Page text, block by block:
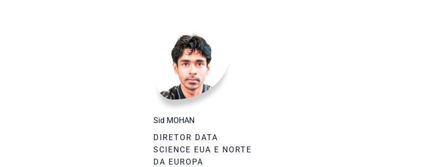
Sid MOHAN
DIRETOR DATA
SCIENCE EUA E NORTE
DA EUROPA